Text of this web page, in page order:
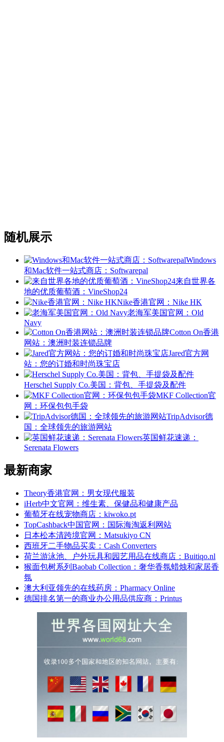
随机展示
Windows
和Mac软件一站式商店：Softwarepal
来自世界各
地的优质葡萄酒：VineShop24
Nike香港官网：Nike HK
老海军美国官网：Old
Navy
Cotton On香港
网站：澳洲时装连锁品牌
Jared官方网
站：您的订婚和时尚珠宝店
Herschel Supply Co.美国：背包、手提袋及配件
MKF Collection官
网：环保包包手袋
TripAdvisor德
国：全球领先的旅游网站
英国鲜花速递：
Serenata Flowers
最新商家
Theory香港官网：男女现代服装
iHerb中文官网：维生素、保健品和健康产品
葡萄牙在线宠物商店：kiwoko.pt
TopCashback中国官网：国际海淘返利网站
日本松本清跨境官网：Matsukiyo CN
西班牙二手物品买卖：Cash Converters
荷兰游泳池、户外玩具和园艺用品在线商店：Buitiqo.nl
猴面包树系列Baobab Collection：奢华香氛蜡烛和家居香
氛
澳大利亚领先的在线药房：Pharmacy Online
德国排名第一的商业办公用品供应商：Printus